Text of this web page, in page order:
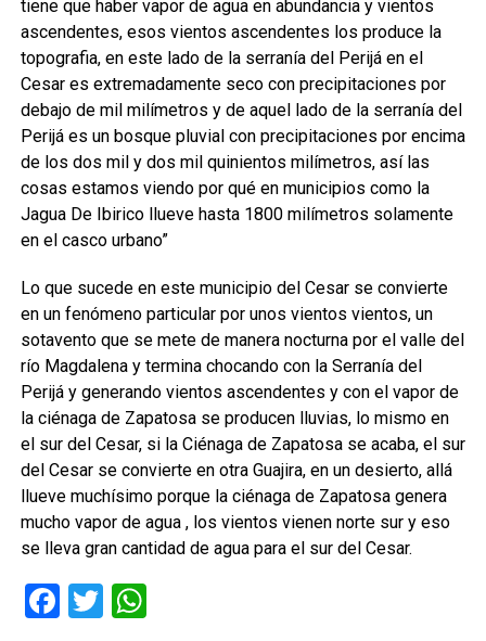
tiene que haber vapor de agua en abundancia y vientos
ascendentes, esos vientos ascendentes los produce la
topografia, en este lado de la serranía del Perijá en el
Cesar es extremadamente seco con precipitaciones por
debajo de mil milímetros y de aquel lado de la serranía del
Perijá es un bosque pluvial con precipitaciones por encima
de los dos mil y dos mil quinientos milímetros, así las
cosas estamos viendo por qué en municipios como la
Jagua De Ibirico llueve hasta 1800 milímetros solamente
en el casco urbano”
Lo que sucede en este municipio del Cesar se convierte
en un fenómeno particular por unos vientos vientos, un
sotavento que se mete de manera nocturna por el valle del
río Magdalena y termina chocando con la Serranía del
Perijá y generando vientos ascendentes y con el vapor de
la ciénaga de Zapatosa se producen lluvias, lo mismo en
el sur del Cesar, si la Ciénaga de Zapatosa se acaba, el sur
del Cesar se convierte en otra Guajira, en un desierto, allá
llueve muchísimo porque la ciénaga de Zapatosa genera
mucho vapor de agua , los vientos vienen norte sur y eso
se lleva gran cantidad de agua para el sur del Cesar.
Facebook
TwitterWhatsApp